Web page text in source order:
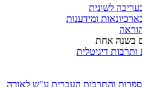
לשונית
ומידענות
בשנה אחת
ותרבות דיגיטלית
והתרבות העברית ע"ש לאורה